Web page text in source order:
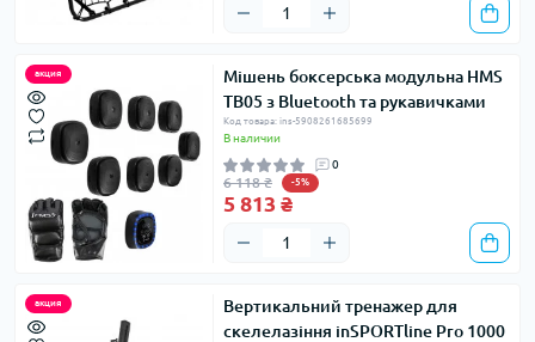
акция
Мішень боксерська модульна HMS
TB05 з Bluetooth та рукавичками
Код товара: ins-5908261685699
В наличии
0
6 118 ₴ -5%
5 813 ₴
акция
Вертикальний тренажер для
скелелазіння inSPORTline Pro 1000